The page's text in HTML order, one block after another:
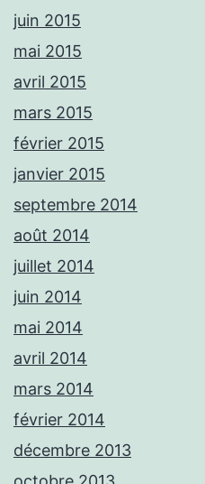
juin 2015
mai 2015
avril 2015
mars 2015
février 2015
janvier 2015
septembre 2014
août 2014
juillet 2014
juin 2014
mai 2014
avril 2014
mars 2014
février 2014
décembre 2013